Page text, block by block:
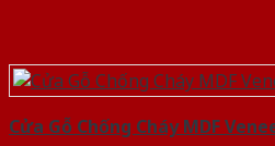
Cửa Gỗ Chống Cháy MDF